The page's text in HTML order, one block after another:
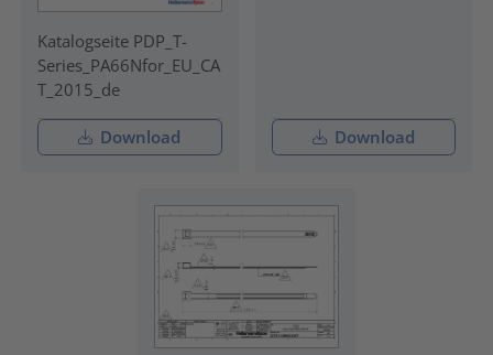
Katalogseite PDP_T-
Series_PA66Nfor_EU_CA
T_2015_de
Download Download